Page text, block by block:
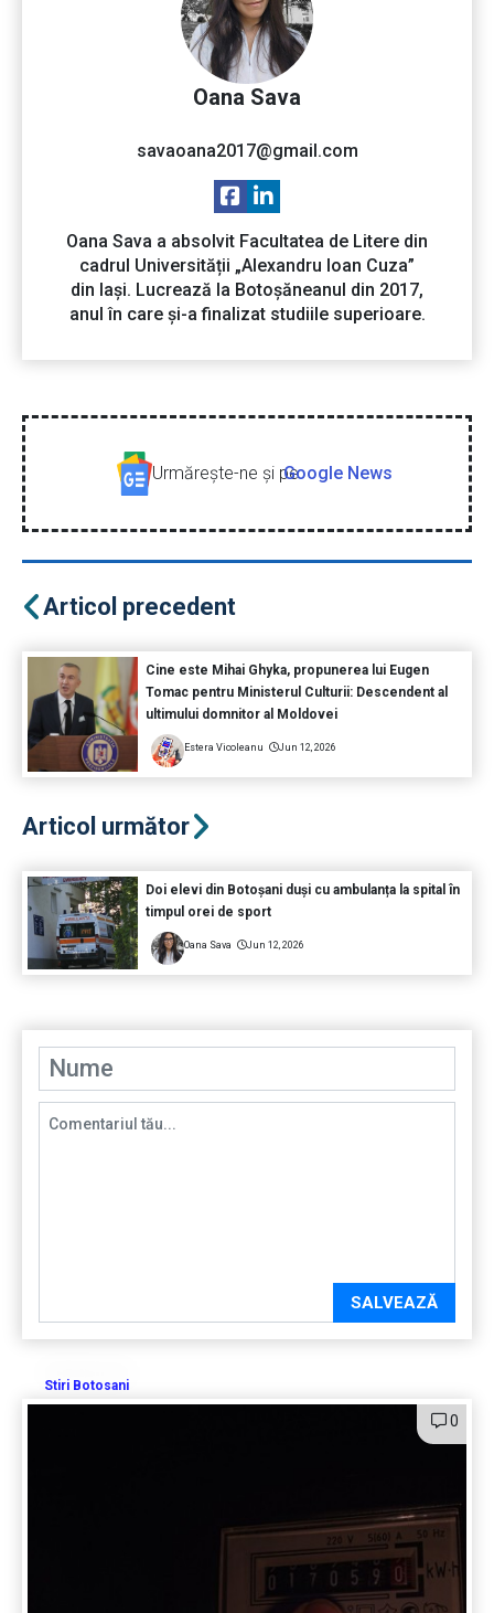
Oana Sava
savaoana2017@gmail.com
Oana Sava a absolvit Facultatea de Litere din
cadrul Universității „Alexandru Ioan Cuza”
din Iași. Lucrează la Botoșăneanul din 2017,
anul în care și-a finalizat studiile superioare.
Urmăreşte-ne şi peGoogle News
Articol precedent
Cine este Mihai Ghyka, propunerea lui Eugen
Tomac pentru Ministerul Culturii: Descendent al
ultimului domnitor al Moldovei
Estera Vicoleanu Jun 12, 2026
Articol următor
Doi elevi din Botoșani duși cu ambulanța la spital în
timpul orei de sport
Oana Sava Jun 12, 2026
SALVEAZĂ
Stiri Botosani
0